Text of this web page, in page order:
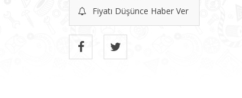
Fiyatı Düşünce Haber Ver